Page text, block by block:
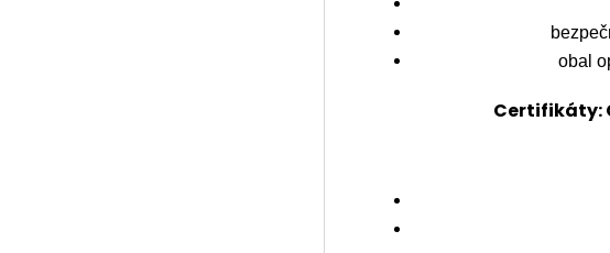
obal
Certifikáty: